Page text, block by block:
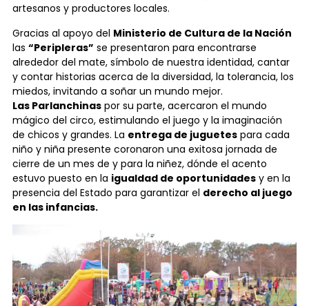
artesanos y productores locales.
Gracias al apoyo del Ministerio de Cultura de la Nación
las “Peripleras” se presentaron para encontrarse
alrededor del mate, símbolo de nuestra identidad, cantar
y contar historias acerca de la diversidad, la tolerancia, los
miedos, invitando a soñar un mundo mejor.
Las Parlanchinas por su parte, acercaron el mundo
mágico del circo, estimulando el juego y la imaginación
de chicos y grandes. La entrega de juguetes para cada
niño y niña presente coronaron una exitosa jornada de
cierre de un mes de y para la niñez, dónde el acento
estuvo puesto en la igualdad de oportunidades y en la
presencia del Estado para garantizar el derecho al juego
en las infancias.